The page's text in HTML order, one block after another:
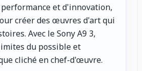
et d'innovation,
créer des œuvres d'art qui
Avec le Sony A9 3,
du possible et
cliché en chef-d'œuvre.